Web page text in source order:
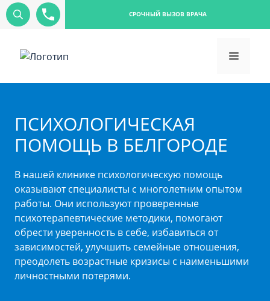
СРОЧНЫЙ ВЫЗОВ ВРАЧА
ПСИХОЛОГИЧЕСКАЯ
ПОМОЩЬ В БЕЛГОРОДЕ
В нашей клинике психологическую помощь
оказывают специалисты с многолетним опытом
работы. Они используют проверенные
психотерапевтические методики, помогают
обрести уверенность в себе, избавиться от
зависимостей, улучшить семейные отношения,
преодолеть возрастные кризисы с наименьшими
личностными потерями.